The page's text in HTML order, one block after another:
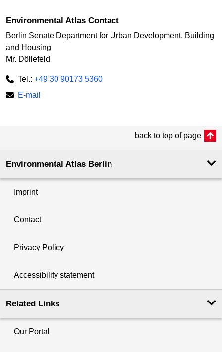
Environmental Atlas Contact
Berlin Senate Department for Urban Development, Building
and Housing
Mr. Döllefeld
Tel.: +49 30 90173 5360
E-mail
back to top of page
Environmental Atlas Berlin
Imprint
Contact
Privacy Policy
Accessibility statement
Related Links
Our Portal